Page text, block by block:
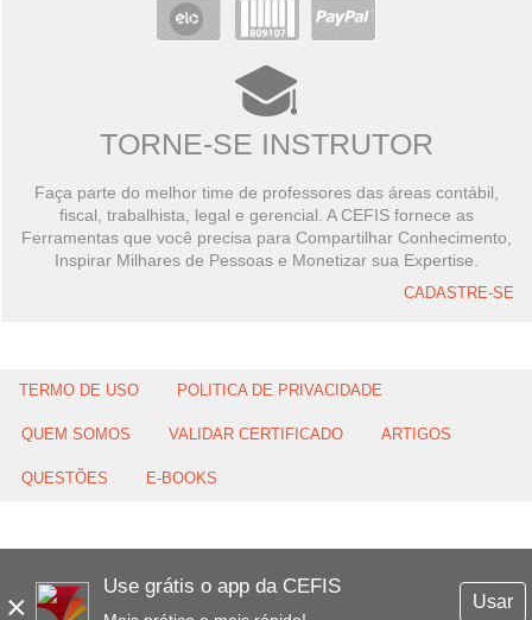
×
Use grátis o app da CEFIS
Usar
TORNE-SE INSTRUTOR
Faça parte do melhor time de professores das áreas contábil,
fiscal, trabalhista, legal e gerencial. A CEFIS fornece as
Ferramentas que você precisa para Compartilhar Conhecimento,
Inspirar Milhares de Pessoas e Monetizar sua Expertise.
CADASTRE-SE
TERMO DE USO POLITICA DE PRIVACIDADE
QUEM SOMOS VALIDAR CERTIFICADO ARTIGOS
QUESTÕES E-BOOKS